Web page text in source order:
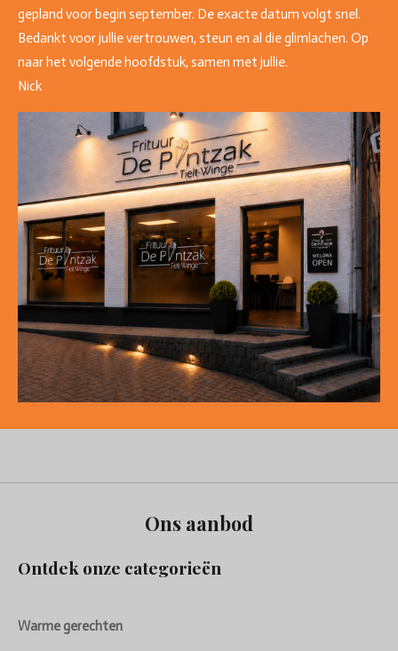
gepland voor begin september. De exacte datum volgt snel.
Bedankt voor jullie vertrouwen, steun en al die glimlachen. Op
naar het volgende hoofdstuk, samen met jullie.
Nick
Ons aanbod
Ontdek onze categorieën
Warme gerechten